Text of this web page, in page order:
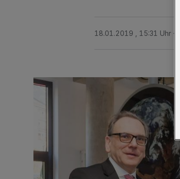
18.01.2019 , 15:31 Uhr